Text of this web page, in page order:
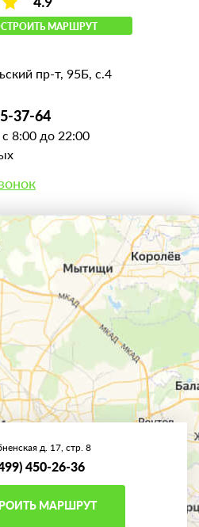
МАРШРУТ
пр-т, 95Б, с.4
37-64
8:00 до 22:00
д. 17, стр. 8
450-26-36
МАРШРУТ